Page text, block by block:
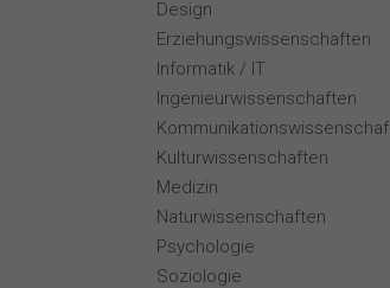
Design
Erziehungswissenschaften
Informatik / IT
Ingenieurwissenschaften
Kulturwissenschaften
Medizin
Naturwissenschaften
Psychologie
Soziologie